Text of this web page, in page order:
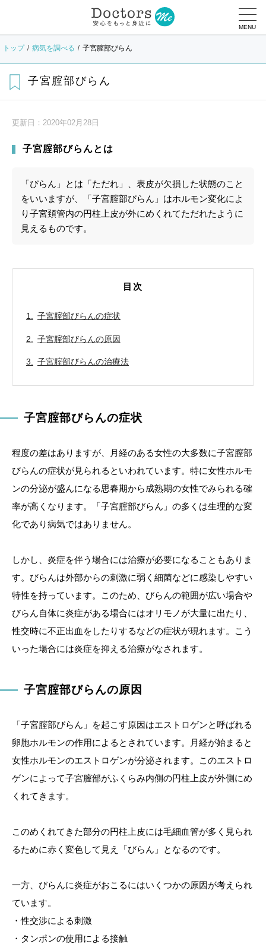
MENU
トップ 病気を調べる 子宮腟部びらん
子宮腟部びらん
更新日： 2020年02月28日
子宮腟部びらんとは
「びらん」とは「ただれ」、表皮が欠損した状態のこと
をいいますが、「子宮腟部びらん」はホルモン変化によ
り子宮頚管内の円柱上皮が外にめくれてただれたように
見えるものです。
目次
子宮腟部びらんの症状
子宮腟部びらんの原因
子宮腟部びらんの治療法
子宮腟部びらんの症状
程度の差はありますが、月経のある女性の大多数に子宮膣部
びらんの症状が見られるといわれています。特に女性ホルモ
ンの分泌が盛んになる思春期から成熟期の女性でみられる確
率が高くなります。「子宮腟部びらん」の多くは生理的な変
化であり病気ではありません。
しかし、炎症を伴う場合には治療が必要になることもありま
す。びらんは外部からの刺激に弱く細菌などに感染しやすい
特性を持っています。このため、びらんの範囲が広い場合や
びらん自体に炎症がある場合にはオリモノが大量に出たり、
性交時に不正出血をしたりするなどの症状が現れます。こう
いった場合には炎症を抑える治療がなされます。
子宮腟部びらんの原因
「子宮腟部びらん」を起こす原因はエストロゲンと呼ばれる
卵胞ホルモンの作用によるとされています。月経が始まると
女性ホルモンのエストロゲンが分泌されます。このエストロ
ゲンによって子宮膣部がふくらみ内側の円柱上皮が外側にめ
くれてきます。
このめくれてきた部分の円柱上皮には毛細血管が多く見られ
るために赤く変色して見え「びらん」となるのです。
一方、びらんに炎症がおこるにはいくつかの原因が考えられ
ています。
・性交渉による刺激
・タンポンの使用による接触